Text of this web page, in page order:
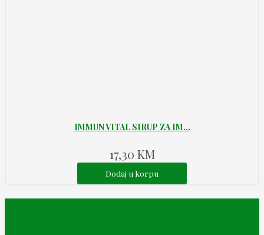
IMMUN VITAL SIRUP ZA IM...
17,30 KM
Dodaj u korpu